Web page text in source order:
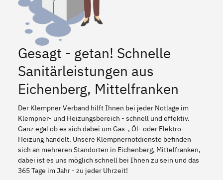
Gesagt - getan! Schnelle
Sanitärleistungen aus
Eichenberg, Mittelfranken
Der Klempner Verband hilft Ihnen bei jeder Notlage im
Klempner- und Heizungsbereich - schnell und effektiv.
Ganz egal ob es sich dabei um Gas-, Öl- oder Elektro-
Heizung handelt. Unsere Klempnernotdienste befinden
sich an mehreren Standorten in Eichenberg, Mittelfranken,
dabei ist es uns möglich schnell bei Ihnen zu sein und das
365 Tage im Jahr - zu jeder Uhrzeit!